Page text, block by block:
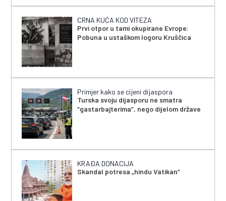
CRNA KUĆA KOD VITEZA
Prvi otpor u tami okupirane Evrope:
Pobuna u ustaškom logoru Kruščica
Primjer kako se cijeni dijaspora
Turska svoju dijasporu ne smatra
“gastarbajterima”, nego dijelom države
KRAĐA DONACIJA
Skandal potresa „hindu Vatikan“